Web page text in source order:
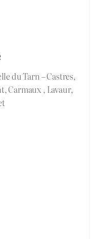
du Tarn – Castres,
Carmaux , Lavaur,